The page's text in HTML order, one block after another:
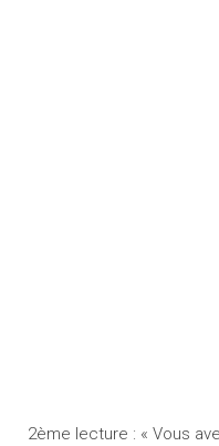
2ème lecture : « Vous